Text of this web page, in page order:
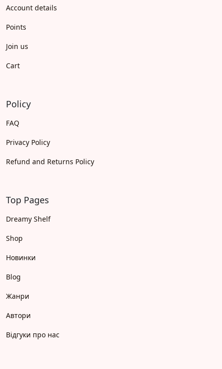
Account details
Points
Join us
Cart
Policy
FAQ
Privacy Policy
Refund and Returns Policy
Top Pages
Dreamy Shelf
Shop
Новинки
Blog
Жанри
Автори
Відгуки про нас